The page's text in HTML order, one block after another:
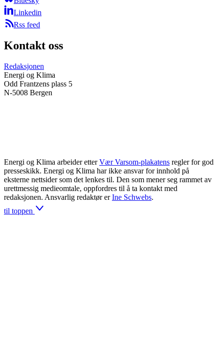
Linkedin
Rss feed
Kontakt oss
Redaksjonen
Energi og Klima
Odd Frantzens plass 5
N-5008 Bergen
Energi og Klima arbeider etter Vær Varsom-plakatens regler for god
presseskikk. Energi og Klima har ikke ansvar for innhold på
eksterne nettsider som det lenkes til. Den som mener seg rammet av
urettmessig medieomtale, oppfordres til å ta kontakt med
redaksjonen. Ansvarlig redaktør er Ine Schwebs.
til toppen